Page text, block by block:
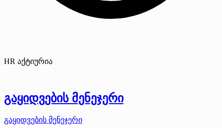
HR აქტიურია
გაყიდვების მენეჯერი
გაყიდვების მენეჯერი